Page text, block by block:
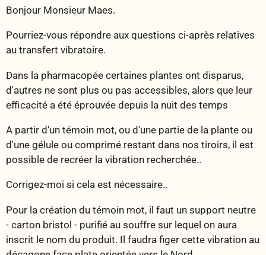
Bonjour Monsieur Maes.
Pourriez-vous répondre aux questions ci-après relatives
au transfert vibratoire.
Dans la pharmacopée certaines plantes ont disparus,
d'autres ne sont plus ou pas accessibles, alors que leur
efficacité a été éprouvée depuis la nuit des temps
A partir d'un témoin mot, ou d'une partie de la plante ou
d'une gélule ou comprimé restant dans nos tiroirs, il est
possible de recréer la vibration recherchée..
Corrigez-moi si cela est nécessaire..
Pour la création du témoin mot, il faut un support neutre
- carton bristol - purifié au souffre sur lequel on aura
inscrit le nom du produit. Il faudra figer cette vibration au